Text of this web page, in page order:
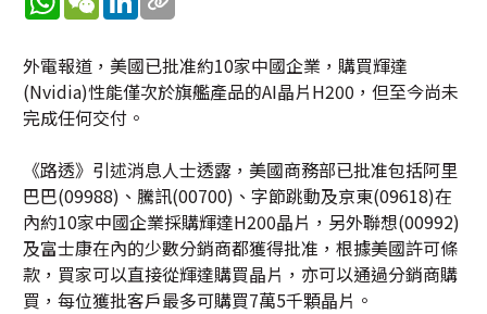
外電報道，美國已批准約10家中國企業，購買輝達
(Nvidia)性能僅次於旗艦產品的AI晶片H200，但至今尚未
完成任何交付。
《路透》引述消息人士透露，美國商務部已批准包括阿里
巴巴(09988)、騰訊(00700)、字節跳動及京東(09618)在
內約10家中國企業採購輝達H200晶片，另外聯想(00992)
及富士康在內的少數分銷商都獲得批准，根據美國許可條
款，買家可以直接從輝達購買晶片，亦可以通過分銷商購
買，每位獲批客戶最多可購買7萬5千顆晶片。